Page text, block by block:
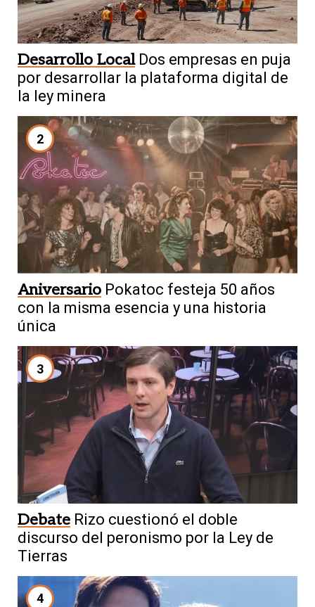
Desarrollo Local Dos empresas en puja
por desarrollar la plataforma digital de
la ley minera
2
Aniversario Pokatoc festeja 50 años
con la misma esencia y una historia
única
3
Debate Rizo cuestionó el doble
discurso del peronismo por la Ley de
Tierras
4